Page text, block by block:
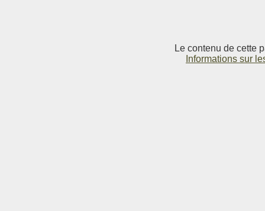
Le contenu de cette
Informations sur